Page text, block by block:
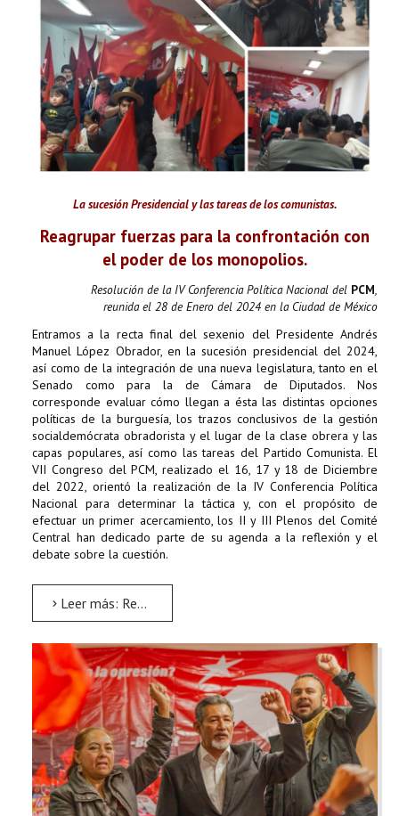
La sucesión Presidencial y las tareas de los comunistas.
Reagrupar fuerzas para la confrontación con
el poder de los monopolios.
Resolución de la IV Conferencia Política Nacional del PCM,
reunida el 28 de Enero del 2024 en la Ciudad de México
Entramos a la recta final del sexenio del Presidente Andrés
Manuel López Obrador, en la sucesión presidencial del 2024,
así como de la integración de una nueva legislatura, tanto en el
Senado como para la de Cámara de Diputados. Nos
corresponde evaluar cómo llegan a ésta las distintas opciones
políticas de la burguesía, los trazos conclusivos de la gestión
socialdemócrata obradorista y el lugar de la clase obrera y las
capas populares, así como las tareas del Partido Comunista. El
VII Congreso del PCM, realizado el 16, 17 y 18 de Diciembre
del 2022, orientó la realización de la IV Conferencia Política
Nacional para determinar la táctica y, con el propósito de
efectuar un primer acercamiento, los II y III Plenos del Comité
Central han dedicado parte de su agenda a la reflexión y el
debate sobre la cuestión.
Leer más: Resolución Política IV Conferencia Política Nacional